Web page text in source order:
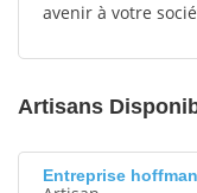
avenir à votre
Artisans
Entreprise